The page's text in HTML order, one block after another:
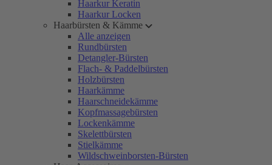
Haarkur Keratin
Haarkur Locken
Haarbürsten & Kämme
Alle anzeigen
Rundbürsten
Detangler-Bürsten
Flach- & Paddelbürsten
Holzbürsten
Haarkämme
Haarschneidekämme
Kopfmassagebürsten
Lockenkämme
Skelettbürsten
Stielkämme
Wildschweinborsten-Bürsten